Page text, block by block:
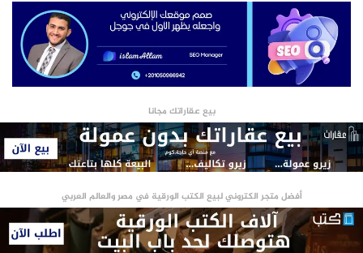
بيع عقاراتك مجانا
أفضل متجر الكتروني لبيع الكتب الورقية في مصر والعالم العربي